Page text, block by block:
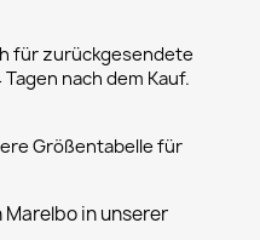
für zurückgesendete
nach dem Kauf.
Größentabelle für
in unserer